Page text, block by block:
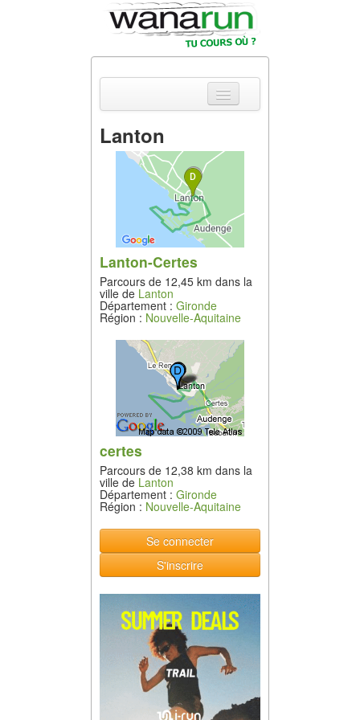
Actualités
Equipements &
Parcours &
Courses
Outils & Réseaux
Lanton
Lanton-Certes
Parcours de 12,45 km dans la
ville de Lanton
Département : Gironde
Région : Nouvelle-Aquitaine
certes
Parcours de 12,38 km dans la
ville de Lanton
Département : Gironde
Région : Nouvelle-Aquitaine
Se connecter
S'inscrire